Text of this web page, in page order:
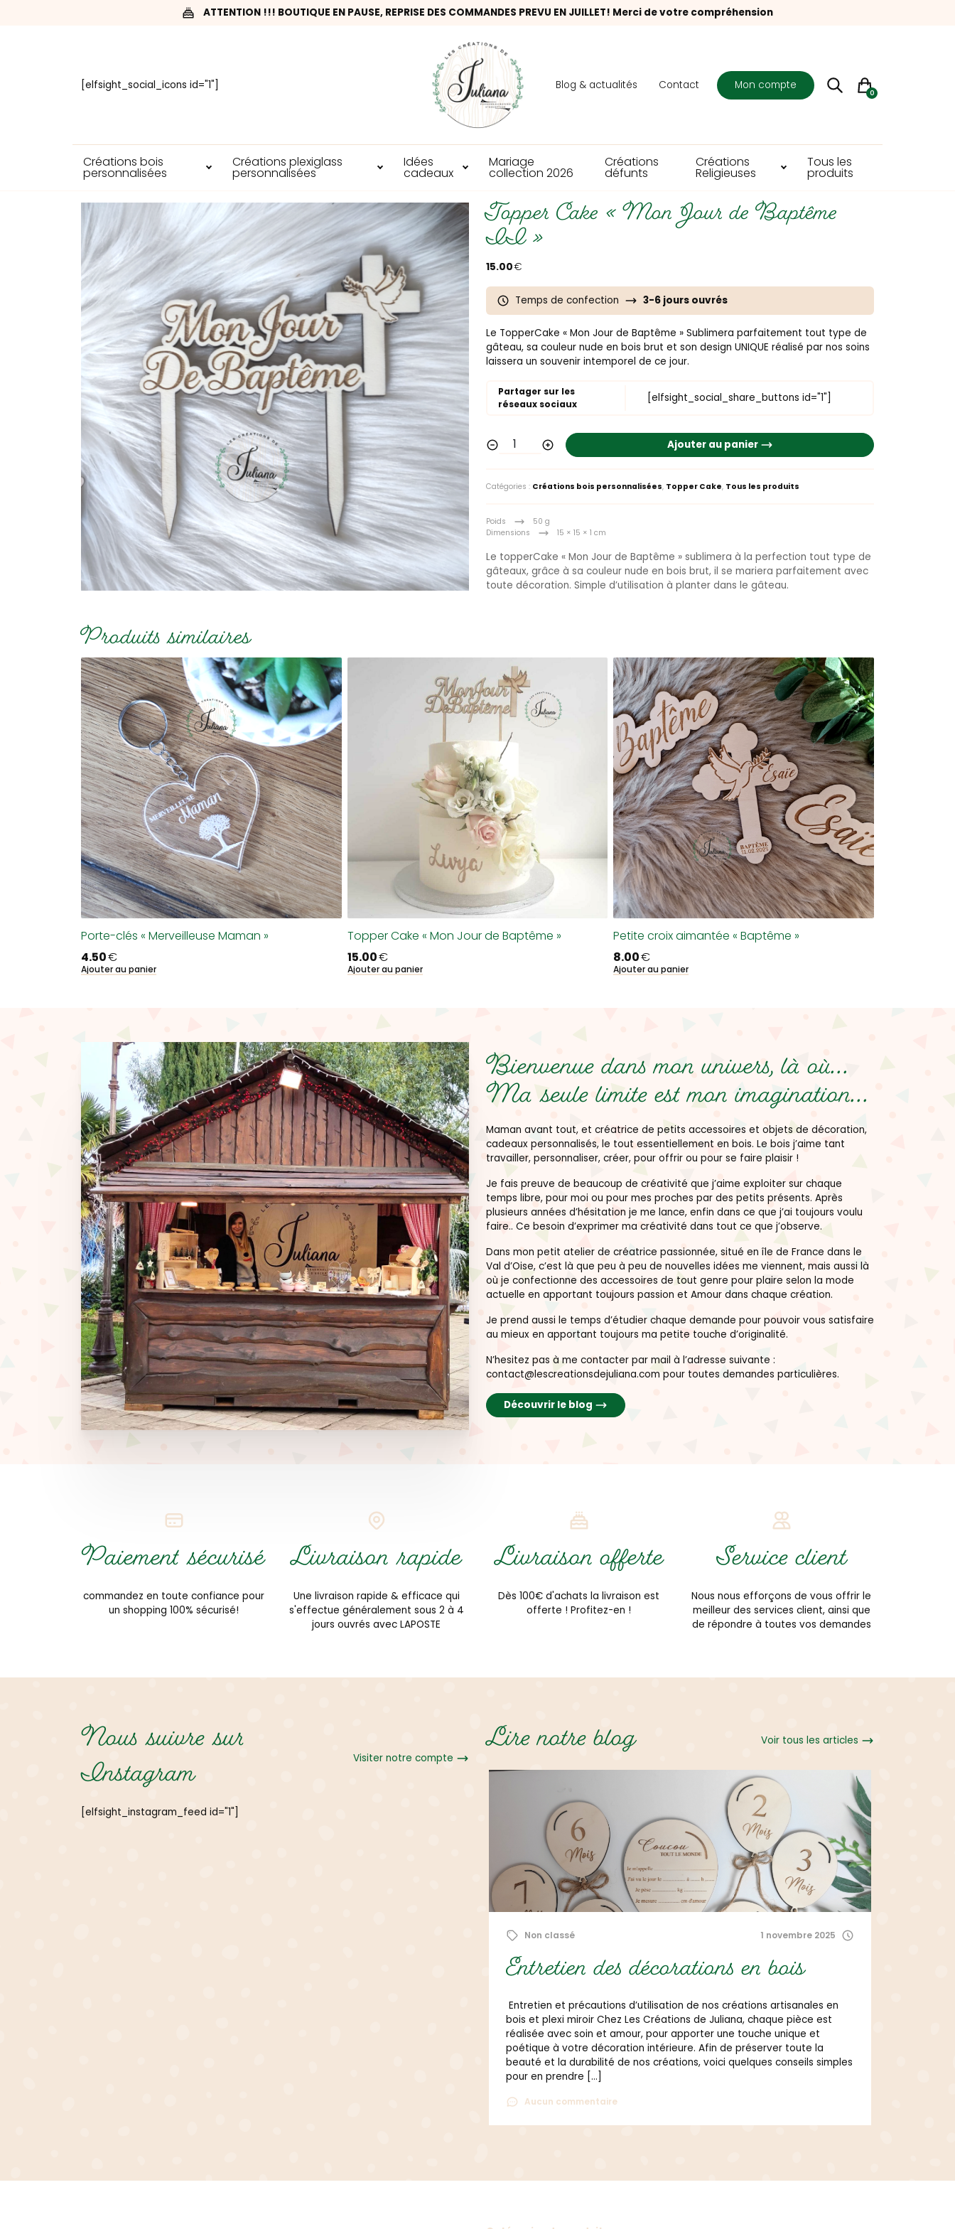
ATTENTION !!! BOUTIQUE EN PAUSE, REPRISE DES COMMANDES PREVU EN JUILLET! Merci de votre compréhension
[elfsight_social_icons id="1"] Blog & actualités Contact Mon compte
0
Créations bois
personnalisées
Créations plexiglass
personnalisées
Idées
cadeaux
Mariage
collection 2026
Créations
défunts
Créations
Religieuses
Tous les
produits
Topper Cake « Mon Jour de Baptême
II »
15.00€
Temps de confection 3-6 jours ouvrés
Le TopperCake « Mon Jour de Baptême » Sublimera parfaitement tout type de
gâteau, sa couleur nude en bois brut et son design UNIQUE réalisé par nos soins
laissera un souvenir intemporel de ce jour.
Partager sur les
réseaux sociaux
[elfsight_social_share_buttons id="1"]
Ajouter au panier
Catégories : Créations bois personnalisées, Topper Cake, Tous les produits
Poids
50 g
Dimensions
15 × 15 × 1 cm
Le topperCake « Mon Jour de Baptême » sublimera à la perfection tout type de
gâteaux, grâce à sa couleur nude en bois brut, il se mariera parfaitement avec
toute décoration. Simple d’utilisation à planter dans le gâteau.
Produits similaires
Porte-clés « Merveilleuse Maman »
4.50€
Ajouter au panier
Topper Cake « Mon Jour de Baptême »
15.00€
Ajouter au panier
Petite croix aimantée « Baptême »
8.00€
Ajouter au panier
Bienvenue dans mon univers, là où...
Ma seule limite est mon imagination...
Maman avant tout, et créatrice de petits accessoires et objets de décoration,
cadeaux personnalisés, le tout essentiellement en bois. Le bois j’aime tant
travailler, personnaliser, créer, pour offrir ou pour se faire plaisir !
Je fais preuve de beaucoup de créativité que j’aime exploiter sur chaque
temps libre, pour moi ou pour mes proches par des petits présents. Après
plusieurs années d’hésitation je me lance, enfin dans ce que j’ai toujours voulu
faire.. Ce besoin d’exprimer ma créativité dans tout ce que j’observe.
Dans mon petit atelier de créatrice passionnée, situé en île de France dans le
Val d’Oise, c’est là que peu à peu de nouvelles idées me viennent, mais aussi là
où je confectionne des accessoires de tout genre pour plaire selon la mode
actuelle en apportant toujours passion et Amour dans chaque création.
Je prend aussi le temps d’étudier chaque demande pour pouvoir vous satisfaire
au mieux en apportant toujours ma petite touche d’originalité.
N’hesitez pas à me contacter par mail à l’adresse suivante :
contact@lescreationsdejuliana.com pour toutes demandes particulières.
Découvrir le blog
Paiement sécurisé
commandez en toute confiance pour
un shopping 100% sécurisé!
Livraison rapide
Une livraison rapide & efficace qui
s'effectue généralement sous 2 à 4
jours ouvrés avec LAPOSTE
Livraison offerte
Dès 100€ d'achats la livraison est
offerte ! Profitez-en !
Service client
Nous nous efforçons de vous offrir le
meilleur des services client, ainsi que
de répondre à toutes vos demandes
Nous suivre sur
Instagram Visiter notre compte
[elfsight_instagram_feed id="1"]
Lire notre blog Voir tous les articles
1 novembre 2025
Entretien et précautions d’utilisation de nos créations artisanales en
bois et plexi miroir Chez Les Créations de Juliana, chaque pièce est
beauté et la durabilité de nos créations, voici quelques conseils simples
1 mars 2021
Juliana créatrice engagée et
déterminée
Juliana est aussi une créatrice engagée et déterminée avec un GRAND
cœur.
Aucun commentaire